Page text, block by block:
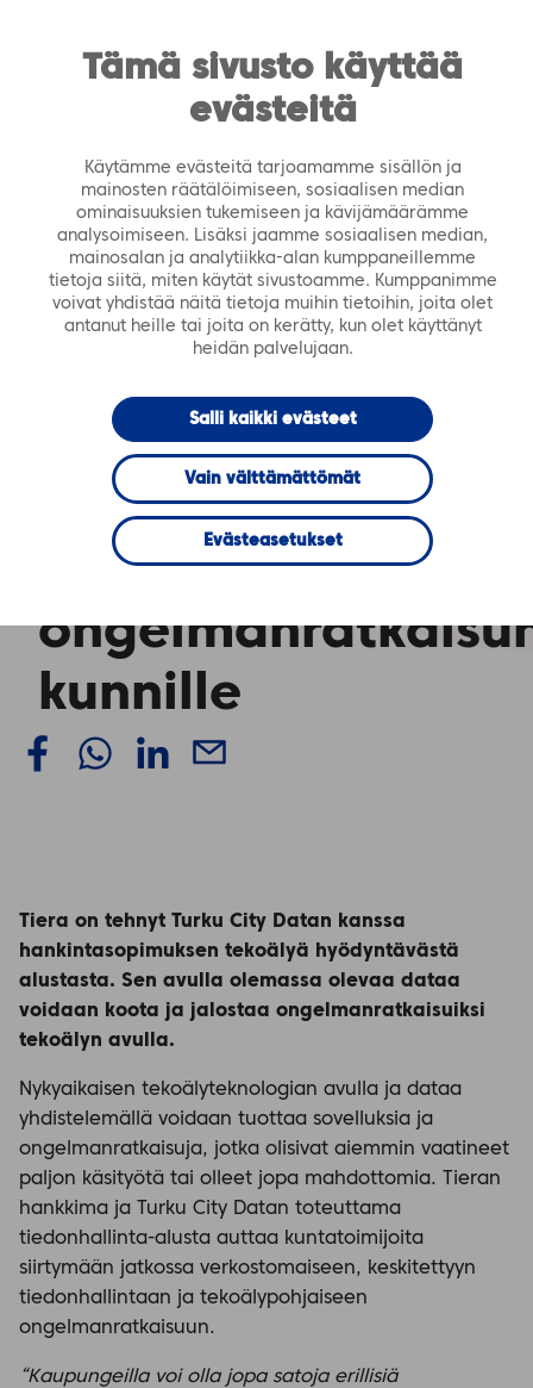
Tämä sivusto käyttää
evästeitä
Käytämme evästeitä tarjoamamme sisällön ja
mainosten räätälöimiseen, sosiaalisen median
ominaisuuksien tukemiseen ja kävijämäärämme
analysoimiseen. Lisäksi jaamme sosiaalisen median,
mainosalan ja analytiikka-alan kumppaneillemme
tietoja siitä, miten käytät sivustoamme. Kumppanimme
voivat yhdistää näitä tietoja muihin tietoihin, joita olet
antanut heille tai joita on kerätty, kun olet käyttänyt
heidän palvelujaan.
Salli kaikki evästeet
Vain välttämättömät
Evästeasetukset
https://tiera.fi/name FI SV
tiedonhallinta-alusta tuo nopean tekoälypohjaisen
ongelmanratkaisun kunnille
TIEDOTTEET 27.11.2020
Uusi
tiedonhallinta-
alusta tuo
nopean
tekoälypohjaisen
kunnille
Tiera on tehnyt Turku City Datan kanssa
hankintasopimuksen tekoälyä hyödyntävästä
alustasta. Sen avulla olemassa olevaa dataa
voidaan koota ja jalostaa ongelmanratkaisuiksi
tekoälyn avulla.
Nykyaikaisen tekoälyteknologian avulla ja dataa
yhdistelemällä voidaan tuottaa sovelluksia ja
ongelmanratkaisuja, jotka olisivat aiemmin vaatineet
paljon käsityötä tai olleet jopa mahdottomia. Tieran
hankkima ja Turku City Datan toteuttama
tiedonhallinta-alusta auttaa kuntatoimijoita
siirtymään jatkossa verkostomaiseen, keskitettyyn
tiedonhallintaan ja tekoälypohjaiseen
ongelmanratkaisuun.
“Kaupungeilla voi olla jopa satoja erillisiä